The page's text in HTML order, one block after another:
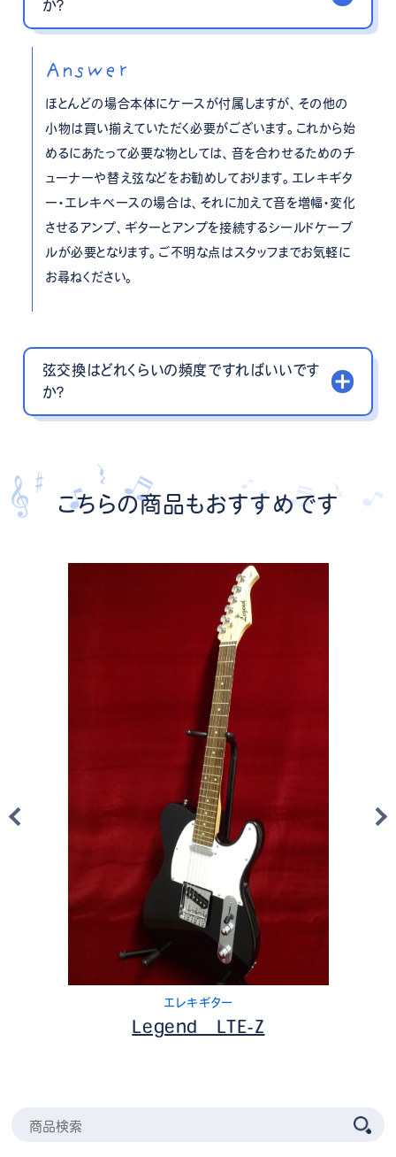
か？
Answer
ほとんどの場合本体にケースが付属しますが、その他の
小物は買い揃えていただく必要がございます。これから始
めるにあたって必要な物としては、音を合わせるためのチ
ューナーや替え弦などをお勧めしております。エレキギタ
ー・エレキベースの場合は、それに加えて音を増幅・変化
させるアンプ、ギターとアンプを接続するシールドケーブ
ルが必要となります。ご不明な点はスタッフまでお気軽に
お尋ねください。
弦交換はどれくらいの頻度ですればいいです
か？
こちらの商品もおすすめです
エレキギター
Legend LTE-Z